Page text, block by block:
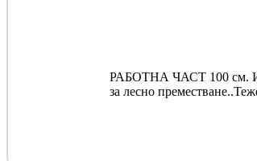
РАБОТНА ЧАСТ 100 см.
за лесно